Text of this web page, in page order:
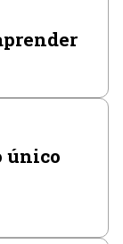
único